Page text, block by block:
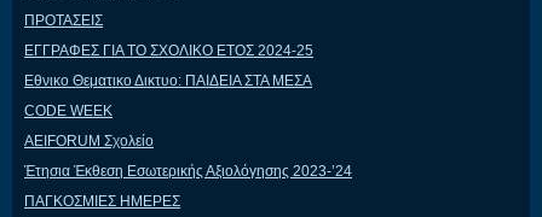
ΠΡΟΤΑΣΕΙΣ
ΕΓΓΡΑΦΕΣ ΓΙΑ ΤΟ ΣΧΟΛΙΚΟ ΕΤΟΣ 2024-25
Εθνικο Θεματικο Δικτυο: ΠΑΙΔΕΙΑ ΣΤΑ ΜΕΣΑ
CODE WEEK
AEIFORUM Σχολείο
Έτησια Έκθεση Εσωτερικής Αξιολόγησης 2023-’24
ΠΑΓΚΟΣΜΙΕΣ ΗΜΕΡΕΣ